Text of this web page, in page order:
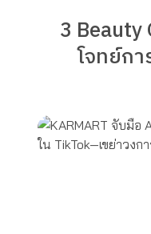
3 Beauty
โจทย์ก